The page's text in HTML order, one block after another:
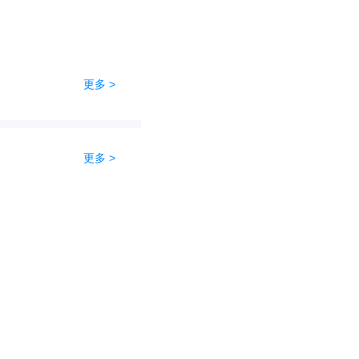
更多 >
更多 >